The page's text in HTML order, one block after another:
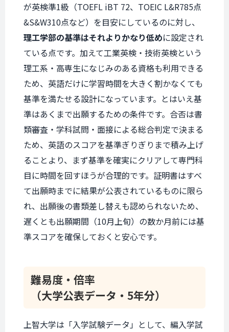
が英検準1級（TOEFL iBT 72、TOEIC L&R785点
&S&W310点など）を目安にしているのに対し、
理工学部の基準はそれよりかなり低めに設定され
ている点です。加えて工業英検・技術英検という
理工系・高専生になじみのある資格も利用できる
ため、英語だけに学習時間を大きく割かなくても
基準を満たせる設計になっています。とはいえ基
準はあくまで出願するための条件です。合否は書
類審査・学科試問・面接による総合判定で決まる
ため、英語のスコアを基準ぎりぎりまで積み上げ
ることより、まず基準を確実にクリアして専門科
目に時間を回すほうが合理的です。証明書はすべ
て出願時までに結果が公表されているものに限ら
れ、出願後の書類差し替えも認められないため、
遅くとも出願期間（10月上旬）の数か月前には基
準スコアを確保しておくと安心です。
難易度・倍率
（大学公表データ・5年分）
上智大学は「入学試験データ」として、編入学試